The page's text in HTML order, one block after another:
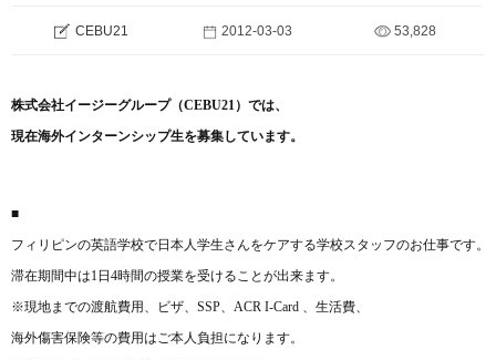
CEBU21 2012-03-03 53,828
株式会社イージーグループ（CEBU21）では、
現在海外インターンシップ生を募集しています。
■
フィリピンの英語学校で日本人学生さんをケアする学校スタッフのお仕事です。
滞在期間中は1 日 4時間の授業を受けることが出来ます。
※現地までの渡航費用、ビザ、 SSP、 ACR I-Card 、生活費、
海外傷害保険等の費用はご本人負担になります。